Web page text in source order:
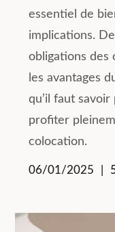
essentiel de
implications.
obligations des
les avantages
qu’il faut
profiter
colocation.
06/01/2025